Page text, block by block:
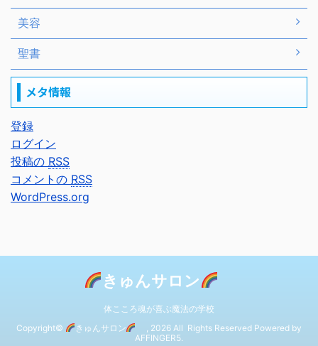
美容
聖書
メタ情報
登録
ログイン
投稿の RSS
コメントの RSS
WordPress.org
きゅんサロン
体こころ魂が喜ぶ魔法の学校
Copyright©
きゅんサロン
, 2026 All Rights Reserved Powered by
AFFINGER5.